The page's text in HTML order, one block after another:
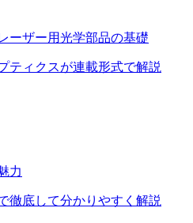
ーザー用光学部品の基礎
ティクスが連載形式で解説
力
徹底して分かりやすく解説